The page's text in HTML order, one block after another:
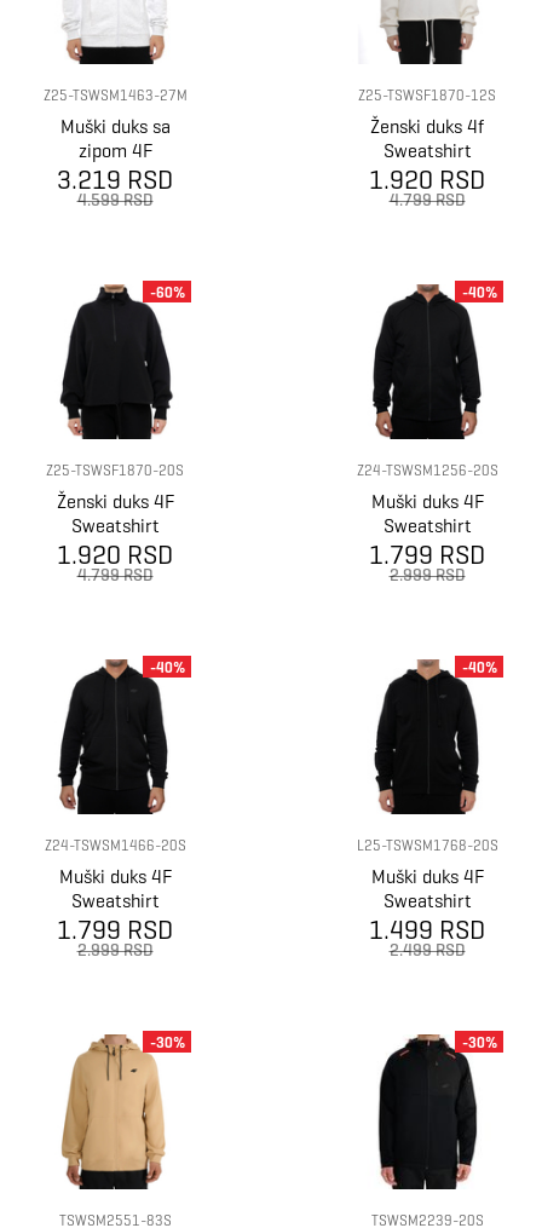
Z25-TSWSM1463-27M
Muški duks sa
zipom 4F
Sweatshirt
m1463
3.219 RSD
4.599 RSD
Z25-TSWSF1870-12S
Ženski duks 4f
Sweatshirt
f1870
1.920 RSD
4.799 RSD
Z25-TSWSF1870-20S
Ženski duks 4F
Sweatshirt
f1870
1.920 RSD
4.799 RSD
-60%
Z24-TSWSM1256-20S
Muški duks 4F
Sweatshirt
1.799 RSD
2.999 RSD
-40%
Z24-TSWSM1466-20S
Muški duks 4F
Sweatshirt
1.799 RSD
2.999 RSD
-40%
L25-TSWSM1768-20S
Muški duks 4F
Sweatshirt
1.499 RSD
2.499 RSD
-40%
TSWSM2551-83S
-30%
TSWSM2239-20S
-30%